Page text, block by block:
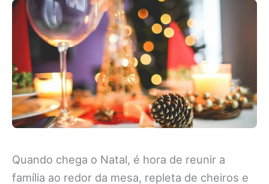
Quando chega o Natal, é hora de reunir a
família ao redor da mesa, repleta de cheiros e